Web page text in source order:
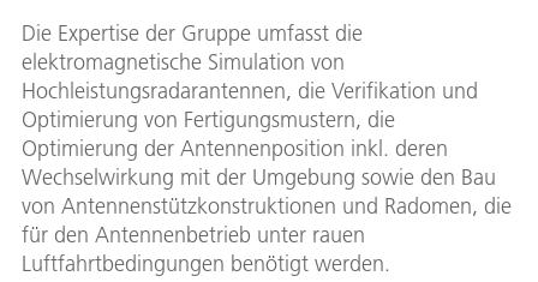
Die Expertise der Gruppe umfasst die
elektromagnetische Simulation von
Hochleistungsradarantennen, die Verifikation und
Optimierung von Fertigungsmustern, die
Optimierung der Antennenposition inkl. deren
Wechselwirkung mit der Umgebung sowie den Bau
von Antennenstützkonstruktionen und Radomen, die
für den Antennenbetrieb unter rauen
Luftfahrtbedingungen benötigt werden.